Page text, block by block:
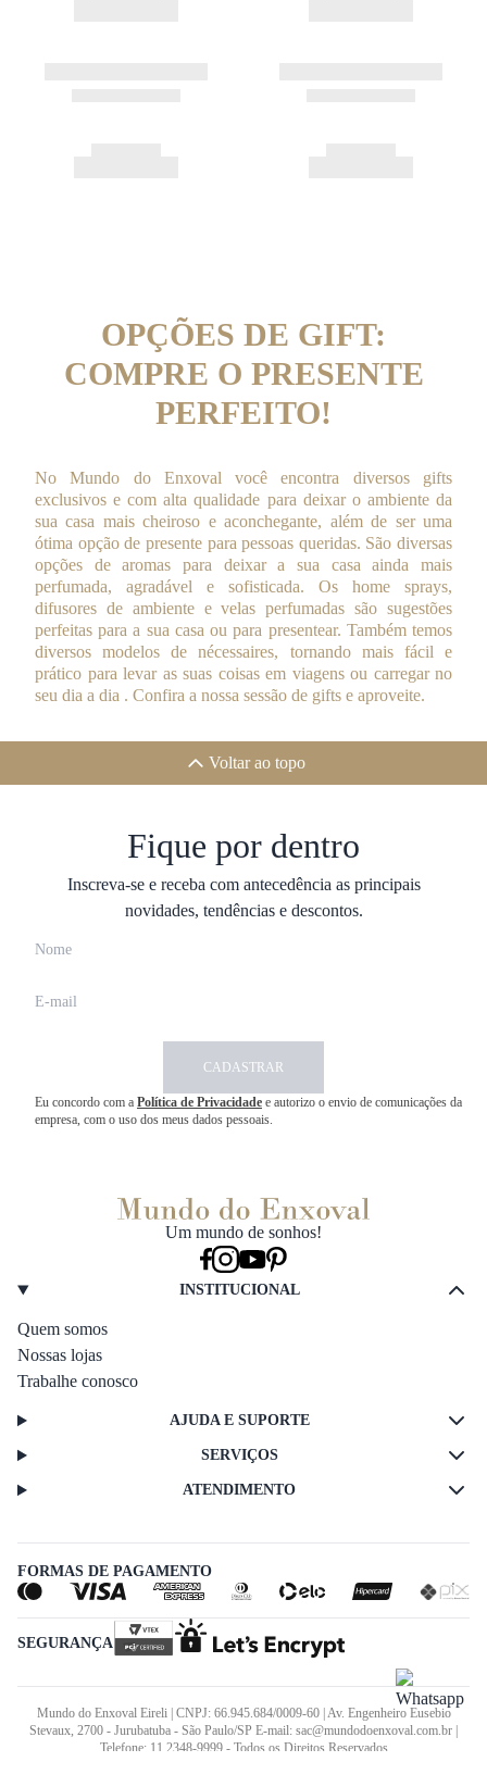
OPÇÕES DE GIFT:
COMPRE O PRESENTE
PERFEITO!
No Mundo do Enxoval você encontra diversos gifts
exclusivos e com alta qualidade para deixar o ambiente da
sua casa mais cheiroso e aconchegante, além de ser uma
ótima opção de presente para pessoas queridas. São diversas
opções de aromas para deixar a sua casa ainda mais
perfumada, agradável e sofisticada. Os home sprays,
difusores de ambiente e velas perfumadas são sugestões
perfeitas para a sua casa ou para presentear. Também temos
diversos modelos de nécessaires, tornando mais fácil e
prático para levar as suas coisas em viagens ou carregar no
seu dia a dia . Confira a nossa sessão de gifts e aproveite.
Voltar ao topo
Fique por dentro
Inscreva-se e receba com antecedência as principais
novidades, tendências e descontos.
CADASTRAR
Eu concordo com a Política de Privacidade e autorizo o envio de comunicações da
empresa, com o uso dos meus dados pessoais.
Um mundo de sonhos!
INSTITUCIONAL
Quem somos
Nossas lojas
Trabalhe conosco
AJUDA E SUPORTE
SERVIÇOS
ATENDIMENTO
FORMAS DE PAGAMENTO
SEGURANÇA
Mundo do Enxoval Eireli | CNPJ: 66.945.684/0009-60 | Av. Engenheiro Eusebio
Stevaux, 2700 - Jurubatuba - São Paulo/SP E-mail: sac@mundodoenxoval.com.br |
Telefone: 11 2348-9999 - Todos os Direitos Reservados